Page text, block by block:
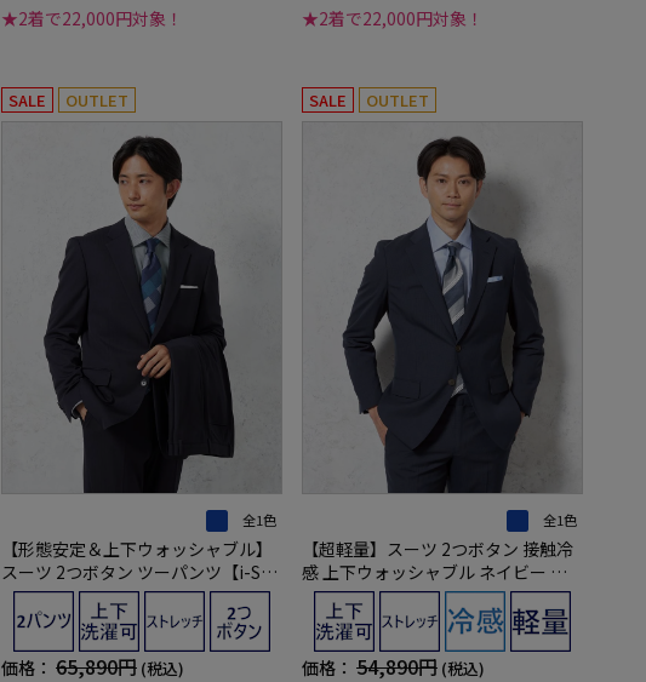
★2着で22,000円対象！ ★2着で22,000円対象！
SALE OUTLET
全1色
【形態安定＆上下ウォッシャブル】
スーツ 2つボタン ツーパンツ【i-Suit
-アイスーツ-】 ネイビー シャドウス
トライプ リッケンバッカー 通年
価格： 65,890円 (税込)
SALE OUTLET
全1色
【超軽量】スーツ 2つボタン 接触冷
感 上下ウォッシャブル ネイビー マ
イクロチェック リッケンバッカー 春
夏
価格： 54,890円 (税込)